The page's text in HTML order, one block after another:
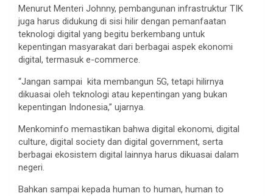
Menurut Menteri Johnny, pembangunan infrastruktur TIK
juga harus didukung di sisi hilir dengan pemanfaatan
teknologi digital yang begitu berkembang untuk
kepentingan masyarakat dari berbagai aspek ekonomi
digital, termasuk e-commerce.
“Jangan sampai kita membangun 5G, tetapi hilirnya
dikuasai oleh teknologi atau kepentingan yang bukan
kepentingan Indonesia,” ujarnya.
Menkominfo memastikan bahwa digital ekonomi, digital
culture, digital society dan digital government, serta
berbagai ekosistem digital lainnya harus dikuasai dalam
negeri.
Bahkan sampai kepada human to human, human to